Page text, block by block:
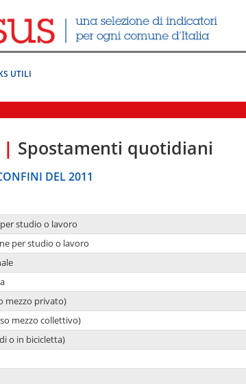
UTILI
| Spostamenti quotidiani
DEL 2011
studio o lavoro
per studio o lavoro
mezzo privato)
mezzo collettivo)
o in bicicletta)